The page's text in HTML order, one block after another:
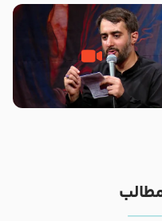
هیئت رایة العباس علیه السلام
من غلام نوکراتم من عاشق کربلاتم
– شور زمینه – شب هفتم – محرم